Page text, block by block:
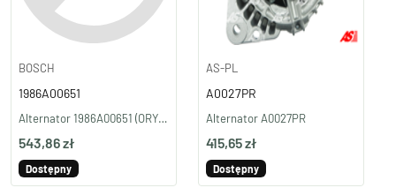
BOSCH
1986A00651
Alternator 1986A00651 (ORYGINAŁ BOSCH)
543,86 zł
Dostępny
AS-PL
A0027PR
Alternator A0027PR
415,65 zł
Dostępny